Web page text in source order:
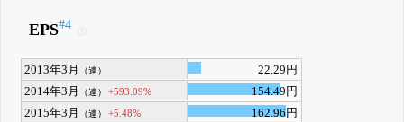
EPS#4
2013年3月 （連）
22.29円
2014年3月
（連） +593.09%
154.49円
2015年3月
（連） +5.48%
162.96円